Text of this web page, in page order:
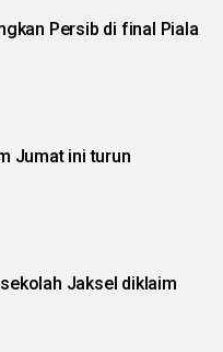
Persib di final Piala
Jumat ini turun
Jaksel diklaim